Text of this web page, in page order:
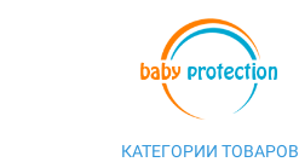
КАТЕГОРИИ ТОВАРОВ